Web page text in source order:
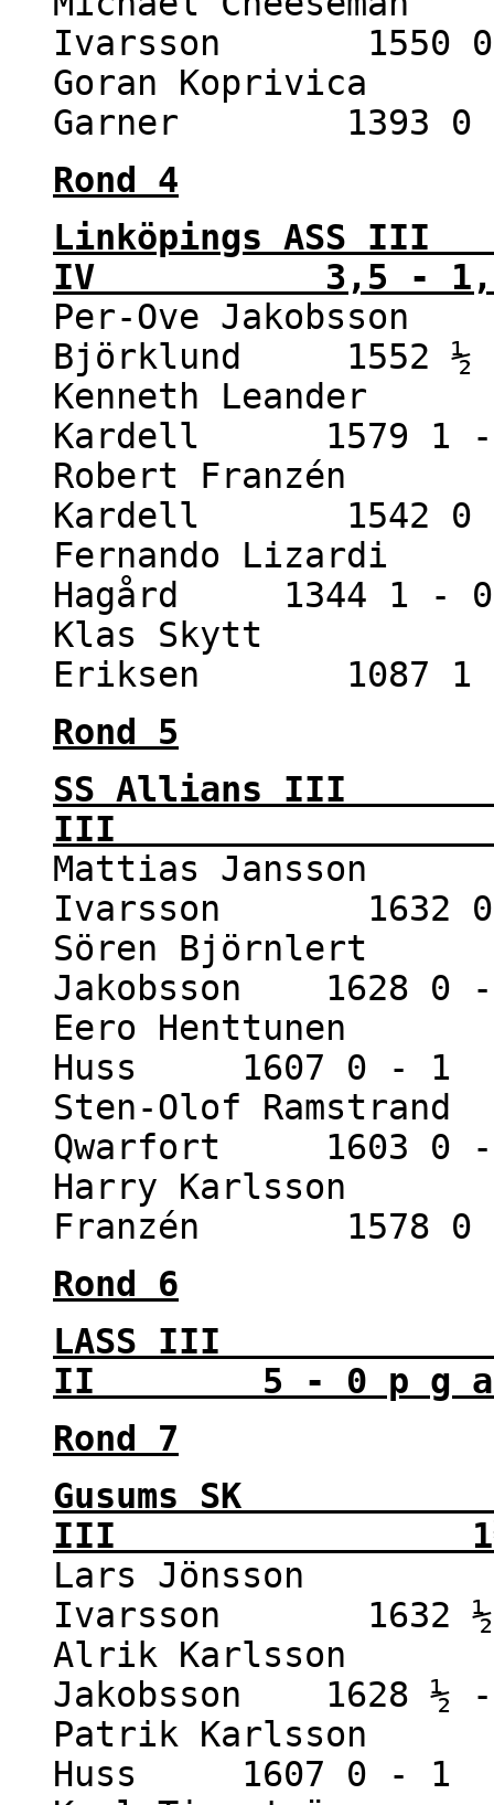
Ivarsson 1550
Goran Koprivica
Garner 1393 0
Rond 4
Linköpings
IV 3,5 -
Per-Ove
Björklund 1552 ½
Kenneth Leander
Kardell 1579 1 -
Robert Franzén
Kardell 1542 0
Fernando Lizardi
Hagård 1344 1 - 0
Klas Skytt
Eriksen 1087 1
Rond 5
SS Allians
III 0 -
Mattias Jansson
Ivarsson 1632
Sören Björnlert
Jakobsson 1628 0
Eero Henttunen
Huss 1607 0 - 1
Sten-Olof
Qwarfort 1603 0
Harry Karlsson
Franzén 1578 0
Rond 6
LASS III -
II 5 - 0 p g a
Rond 7
Gusums SK
III 1½ -
Lars Jönsson
Ivarsson 1632
Alrik Karlsson
Jakobsson 1628 ½
Patrik Karlsson
Huss 1607 0 - 1